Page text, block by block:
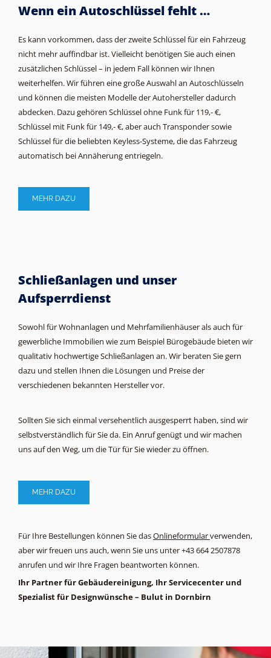
Wenn ein Autoschlüssel fehlt …
Es kann vorkommen, dass der zweite Schlüssel für ein Fahrzeug
nicht mehr auffindbar ist. Vielleicht benötigen Sie auch einen
zusätzlichen Schlüssel – in jedem Fall können wir Ihnen
weiterhelfen. Wir führen eine große Auswahl an Autoschlüsseln
und können die meisten Modelle der Autohersteller dadurch
abdecken. Dazu gehören Schlüssel ohne Funk für 119,- €,
Schlüssel mit Funk für 149,- €, aber auch Transponder sowie
Schlüssel für die beliebten Keyless-Systeme, die das Fahrzeug
automatisch bei Annäherung entriegeln.
MEHR DAZU
Schließanlagen und unser
Aufsperrdienst
Sowohl für Wohnanlagen und Mehrfamilienhäuser als auch für
gewerbliche Immobilien wie zum Beispiel Bürogebäude bieten wir
qualitativ hochwertige Schließanlagen an. Wir beraten Sie gern
dazu und stellen Ihnen die Lösungen und Preise der
verschiedenen bekannten Hersteller vor.
Sollten Sie sich einmal versehentlich ausgesperrt haben, sind wir
selbstverständlich für Sie da. Ein Anruf genügt und wir machen
uns auf den Weg, um die Tür für Sie wieder zu öffnen.
MEHR DAZU
Für Ihre Bestellungen können Sie dasOnlineformularverwenden,
aber wir freuen uns auch, wenn Sie uns unter +43 664 2507878
anrufen und wir Ihre Fragen beantworten können.
Ihr Partner für Gebäudereinigung, Ihr Servicecenter und
Spezialist für Designwünsche – Bulut in Dornbirn